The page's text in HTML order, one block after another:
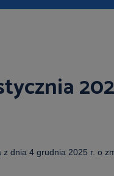
dnia 4 grudnia 2025 r. o